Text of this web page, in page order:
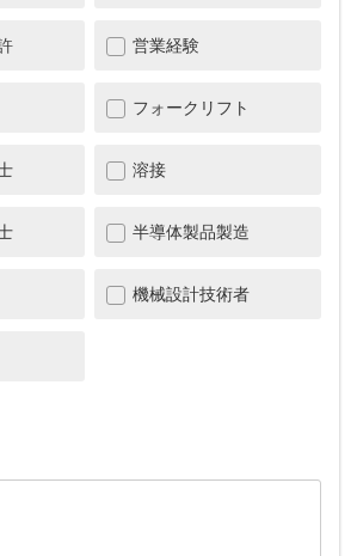
営業経験
フォークリフト
溶接
半導体製品製造
機械設計技術者